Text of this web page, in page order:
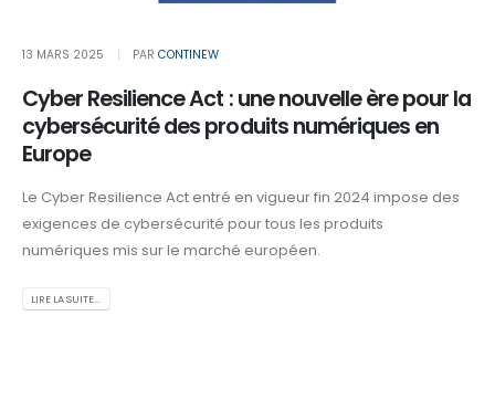
13 MARS 2025 PAR CONTINEW
Cyber Resilience Act : une nouvelle ère pour la
cybersécurité des produits numériques en
Europe
Le Cyber Resilience Act entré en vigueur fin 2024 impose des
exigences de cybersécurité pour tous les produits
numériques mis sur le marché européen.
LIRE LA SUITE...